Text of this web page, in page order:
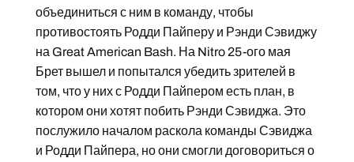
объединиться с ним в команду, чтобы
противостоять Родди Пайперу и Рэнди Сэвиджу
на Great American Bash. На Nitro 25-ого мая
Брет вышел и попытался убедить зрителей в
том, что у них с Родди Пайпером есть план, в
котором они хотят побить Рэнди Сэвиджа. Это
послужило началом раскола команды Сэвиджа
и Родди Пайпера, но они смогли договориться о